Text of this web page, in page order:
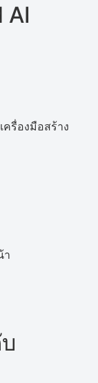
AI
ครื่องมือสร้าง
า